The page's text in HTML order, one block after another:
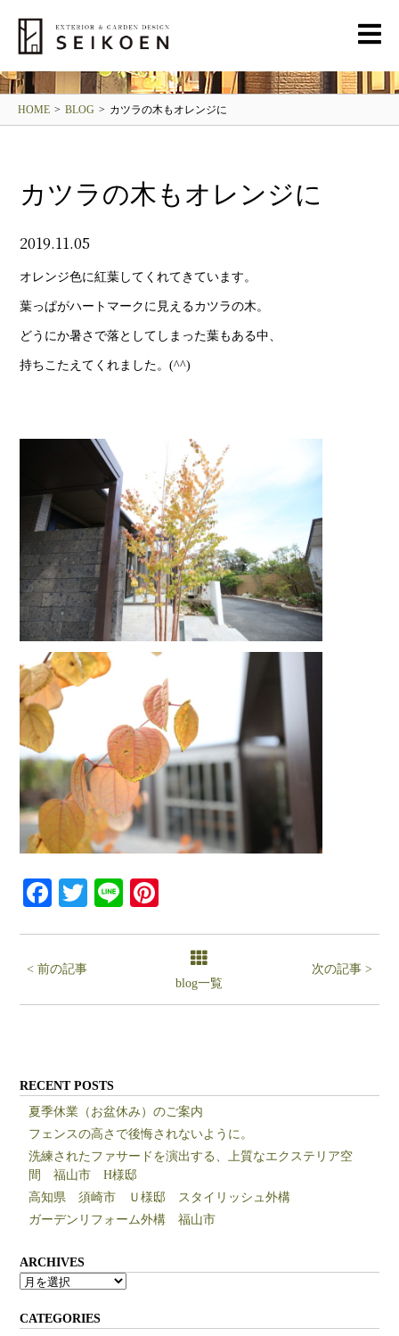
HOME > BLOG > カツラの木もオレンジに
カツラの木もオレンジに
2019.11.05
オレンジ色に紅葉してくれてきています。
葉っぱがハートマークに見えるカツラの木。
どうにか暑さで落としてしまった葉もある中、
持ちこたえてくれました。(^^)
Facebook
Twitter
Line
< 前の記事
blog一覧
次の記事 >
RECENT POSTS
夏季休業（お盆休み）のご案内
フェンスの高さで後悔されないように。
洗練されたファサードを演出する、上質なエクステリア空
間 福山市 H様邸
高知県 須崎市 Ｕ様邸 スタイリッシュ外構
ガーデンリフォーム外構 福山市
ARCHIVES
ARCHIVES
CATEGORIES